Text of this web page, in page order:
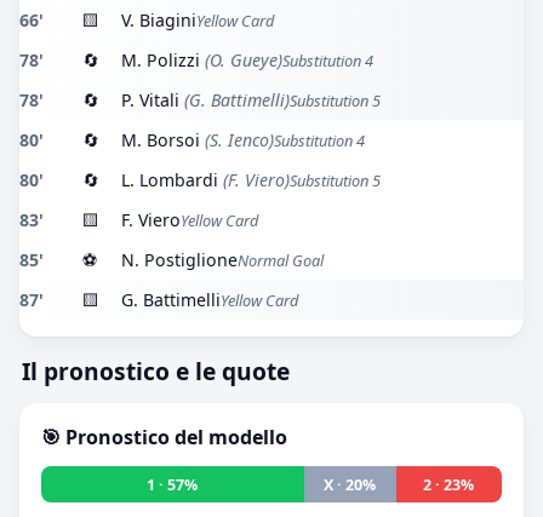
66' 🟨 V. BiaginiYellow Card
78' 🔄 M. Polizzi (O. Gueye)Substitution 4
78' 🔄 P. Vitali (G. Battimelli)Substitution 5
80' 🔄 M. Borsoi (S. Ienco)Substitution 4
80' 🔄 L. Lombardi (F. Viero)Substitution 5
83' 🟨 F. VieroYellow Card
85' ⚽ N. PostiglioneNormal Goal
87' 🟨 G. BattimelliYellow Card
Il pronostico e le quote
🎯 Pronostico del modello
1 · 57% X · 20% 2 · 23%